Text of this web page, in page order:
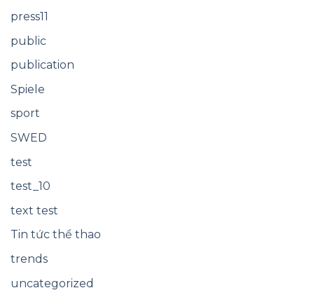
press11
public
publication
Spiele
sport
SWED
test
test_10
text test
Tin tức thể thao
trends
uncategorized